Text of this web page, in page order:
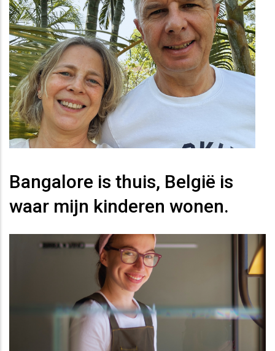
Bangalore is thuis, België is
waar mijn kinderen wonen.